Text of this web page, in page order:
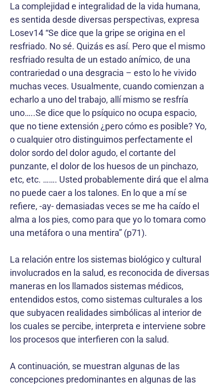
La complejidad e integralidad de la vida humana,
es sentida desde diversas perspectivas, expresa
Losev14 “Se dice que la gripe se origina en el
resfriado. No sé. Quizás es así. Pero que el mismo
resfriado resulta de un estado anímico, de una
contrariedad o una desgracia – esto lo he vivido
muchas veces. Usualmente, cuando comienzan a
echarlo a uno del trabajo, allí mismo se resfría
uno…..Se dice que lo psíquico no ocupa espacio,
que no tiene extensión ¿pero cómo es posible? Yo,
o cualquier otro distinguimos perfectamente el
dolor sordo del dolor agudo, el cortante del
punzante, el dolor de los huesos de un pinchazo,
etc, etc. ……. Usted probablemente dirá que el alma
no puede caer a los talones. En lo que a mí se
refiere, -ay- demasiadas veces se me ha caído el
alma a los pies, como para que yo lo tomara como
una metáfora o una mentira” (p71).
La relación entre los sistemas biológico y cultural
involucrados en la salud, es reconocida de diversas
maneras en los llamados sistemas médicos,
entendidos estos, como sistemas culturales a los
que subyacen realidades simbólicas al interior de
los cuales se percibe, interpreta e interviene sobre
los procesos que interfieren con la salud.
A continuación, se muestran algunas de las
concepciones predominantes en algunas de las